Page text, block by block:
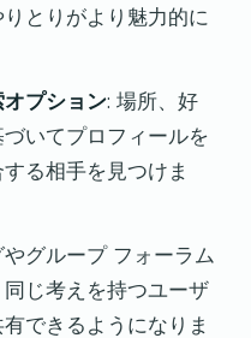
とりがより魅力的に
プション: 場所、好
いてプロフィールを
る相手を見つけま
グループ フォーラム
じ考えを持つユーザ
できるようになりま